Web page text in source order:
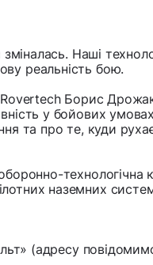
Наші
реальність бою.
Rovertech Борис
у бойових
та про те, куди
технологічна
наземних
(адресу